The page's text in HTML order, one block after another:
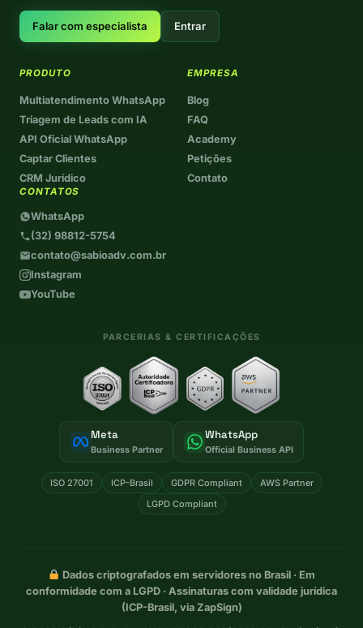
Falar com especialista Entrar
PARCERIAS & CERTIFICAÇÕES
Meta
Business Partner
WhatsApp
Official Business API
ISO 27001 ICP-Brasil GDPR Compliant
AWS Partner
LGPD Compliant
PRODUTO
Multiatendimento WhatsApp
Triagem de Leads com IA
API Oficial WhatsApp
Captar Clientes
CRM Jurídico
EMPRESA
Blog
FAQ
Academy
Petições
Contato
CONTATOS
WhatsApp
(32) 98812-5754
contato@sabioadv.com.br
Instagram
YouTube
Dados criptografados em servidores no Brasil · Em
conformidade com a LGPD · Assinaturas com validade jurídica
(ICP-Brasil, via ZapSign)